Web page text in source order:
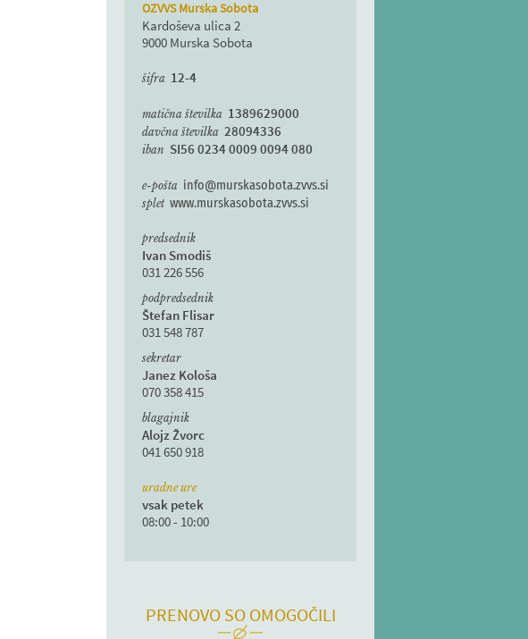
OZVVS Murska Sobota
Kardoševa ulica 2
9000 Murska Sobota
šifra 12-4
matična številka 1389629000
davčna številka 28094336
iban SI56 0234 0009 0094 080
e-pošta info@murskasobota.zvvs.si
splet www.murskasobota.zvvs.si
predsednik
Ivan Smodiš
031 226 556
podpredsednik
Štefan Flisar
031 548 787
sekretar
Janez Kološa
070 358 415
blagajnik
Alojz Žvorc
041 650 918
uradne ure
vsak petek
08:00 - 10:00
PRENOVO SO OMOGOČILI